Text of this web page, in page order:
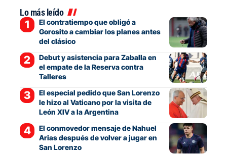
Lo más leído
El contratiempo que obligó a
Gorosito a cambiar los planes antes
del clásico
Debut y asistencia para Zaballa en
el empate de la Reserva contra
Talleres
El especial pedido que San Lorenzo
le hizo al Vaticano por la visita de
León XIV a la Argentina
El conmovedor mensaje de Nahuel
Arias después de volver a jugar en
San Lorenzo